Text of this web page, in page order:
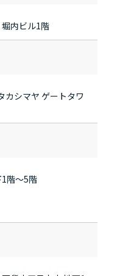
内ビル1階
カシマヤ ゲートタワ
階～5階